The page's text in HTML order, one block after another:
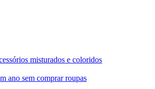
misturados e coloridos
ano sem comprar roupas